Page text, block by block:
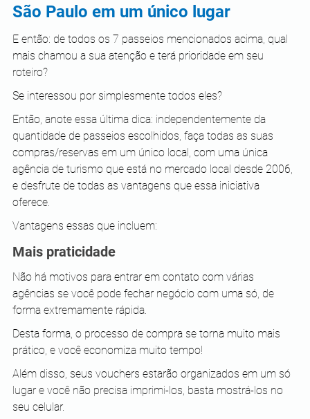
São Paulo em um único lugar
E então: de todos os 7 passeios mencionados acima, qual
mais chamou a sua atenção e terá prioridade em seu
roteiro?
Se interessou por simplesmente todos eles?
Então, anote essa última dica: independentemente da
quantidade de passeios escolhidos, faça todas as suas
compras/reservas em um único local, com uma única
agência de turismo que está no mercado local desde 2006,
e desfrute de todas as vantagens que essa iniciativa
oferece.
Vantagens essas que incluem:
Mais praticidade
Não há motivos para entrar em contato com várias
agências se você pode fechar negócio com uma só, de
forma extremamente rápida.
Desta forma, o processo de compra se torna muito mais
prático, e você economiza muito tempo!
Além disso, seus vouchers estarão organizados em um só
lugar e você não precisa imprimi-los, basta mostrá-los no
seu celular.